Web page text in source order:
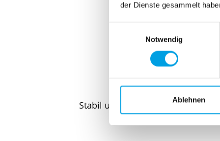
der Dienste gesammelt
i
g
Notwendig
Ablehnen
Stabil und langlebig